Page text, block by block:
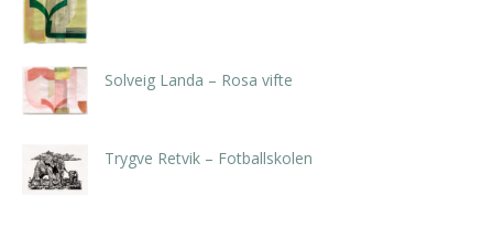
Solveig Landa – Rosa vifte
Trygve Retvik – Fotballskolen